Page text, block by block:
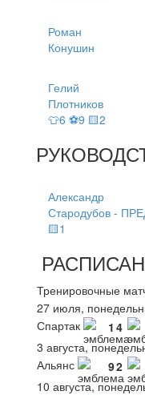
Роман
Конушин
Гелий
Плотников
👕6 ⚽9 🟨2
Александр
Стародубов -
🟨1
Тренировочные
27 июля,
Спартак
1 4
3 августа,
Альянс
92
10 августа,